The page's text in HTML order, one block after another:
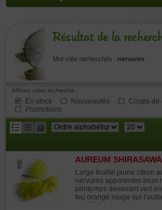
Résultat de la
Mot-clés recherchés : nervures
Affinez votre recherche...
En stock Nouveautés Coups
Promotions
page
AUREUM
Large feuille jaune citron
nervures apparentes brun
printemps devenant vert
feu orangé rouge sur
variété la plus lumineuse